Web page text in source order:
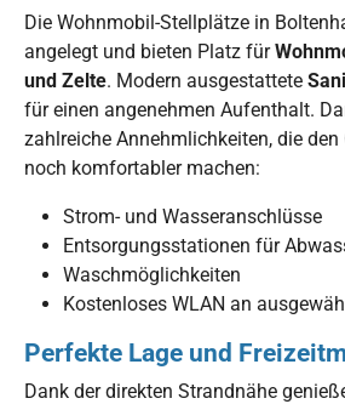
Die Wohnmobil-Stellplätze in
angelegt und bieten Platz für
und Zelte. Modern ausgestattete
für einen angenehmen Aufenthalt.
zahlreiche Annehmlichkeiten, die
noch komfortabler machen:
Strom- und Wasseranschlüsse
Entsorgungsstationen für
Waschmöglichkeiten
Kostenloses WLAN an
Perfekte Lage und
Dank der direkten Strandnähe